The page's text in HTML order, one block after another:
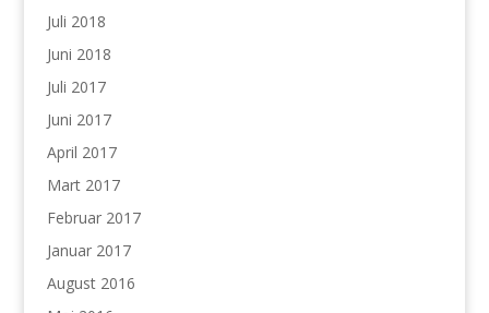
Juli 2018
Juni 2018
Juli 2017
Juni 2017
April 2017
Mart 2017
Februar 2017
Januar 2017
August 2016